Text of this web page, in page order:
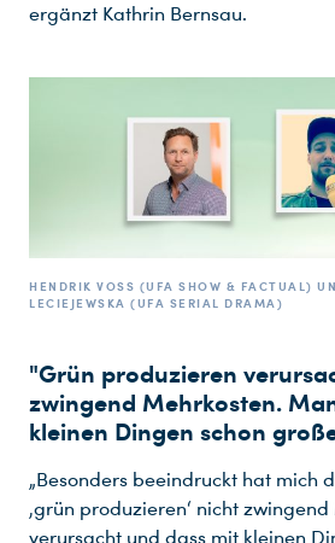
ergänzt Kathrin Bernsau.
HENDRIK VOSS (UFA SHOW & FACTUAL)
ECIEJEWSKA (UFA SERIAL DRAMA)
"Grün produzieren
zwingend Mehrkosten.
kleinen Dingen schon
„Besonders beeindruckt hat mich
‚grün produzieren‘ nicht
verursacht und dass mit kleinen